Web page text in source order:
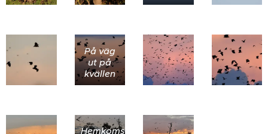
På väg
ut på
kvällen
Hemkomst